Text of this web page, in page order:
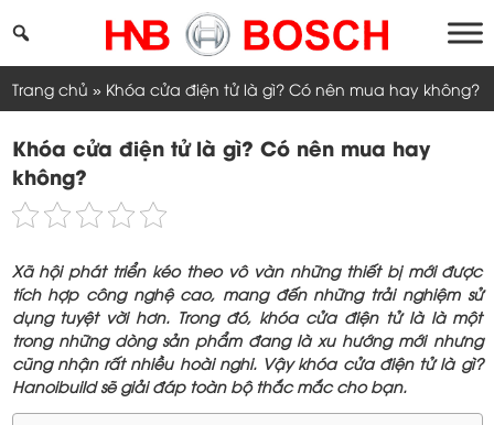
to
Trang chủ » Khóa cửa điện tử là gì? Có nên mua hay không?
Khóa cửa điện tử là gì? Có nên mua hay
không?
Xã hội phát triển kéo theo vô vàn những thiết bị mới được
tích hợp công nghệ cao, mang đến những trải nghiệm sử
dụng tuyệt vời hơn. Trong đó, khóa cửa điện tử là là một
trong những dòng sản phẩm đang là xu hướng mới nhưng
cũng nhận rất nhiều hoài nghi. Vậy khóa cửa điện tử là gì?
Hanoibuild sẽ giải đáp toàn bộ thắc mắc cho bạn.